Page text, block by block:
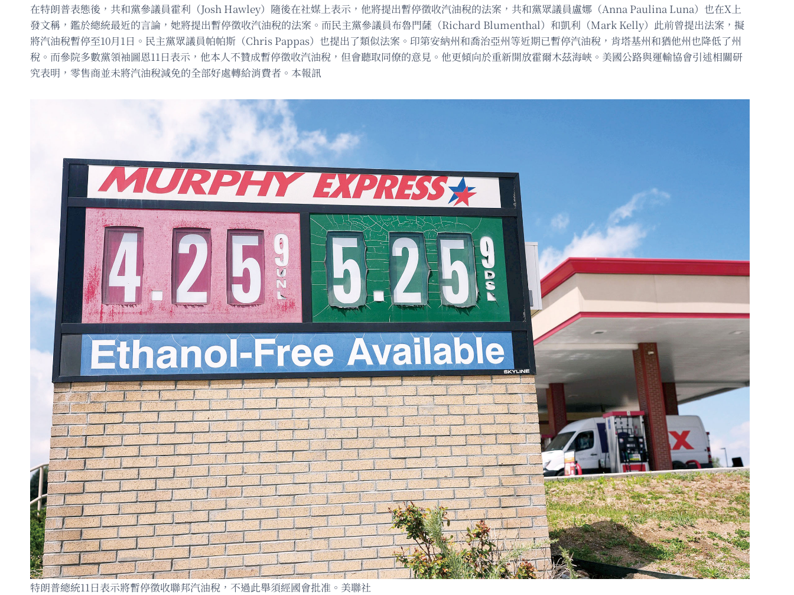
在特朗普表態後，共和黨參議員霍利（Josh Hawley）隨後在社媒上表示，他將提出暫停徵收汽油稅的法案，共和黨眾議員盧娜（Anna Paulina Luna）也在X上
發文稱，鑑於總統最近的言論，她將提出暫停徵收汽油稅的法案。而民主黨參議員布魯門薩（Richard Blumenthal）和凱利（Mark Kelly）此前曾提出法案，擬
將汽油稅暫停至10月1日。民主黨眾議員帕帕斯（Chris Pappas）也提出了類似法案。印第安納州和喬治亞州等近期已暫停汽油稅，肯塔基州和猶他州也降低了州
稅。而參院多數黨領袖圖恩11日表示，他本人不贊成暫停徵收汽油稅，但會聽取同僚的意見。他更傾向於重新開放霍爾木茲海峽。美國公路與運輸協會引述相關研
究表明，零售商並未將汽油稅減免的全部好處轉給消費者。本報訊
特朗普總統11日表示將暫停徵收聯邦汽油稅，不過此舉須經國會批准。美聯社